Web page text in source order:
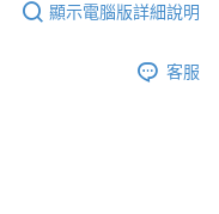
顯示電腦版詳細說明
客服